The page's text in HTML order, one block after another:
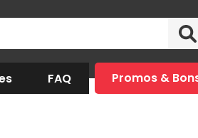
FAQ Promos &